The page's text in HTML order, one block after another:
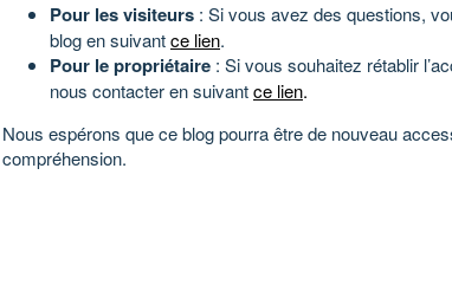
Pour les visiteurs : Si vous avez des questions,
blog en suivantce lien.
Pour le propriétaire : Si vous souhaitez rétablir
nous contacter en suivantce lien.
Nous espérons que ce blog pourra être de nouveau
compréhension.